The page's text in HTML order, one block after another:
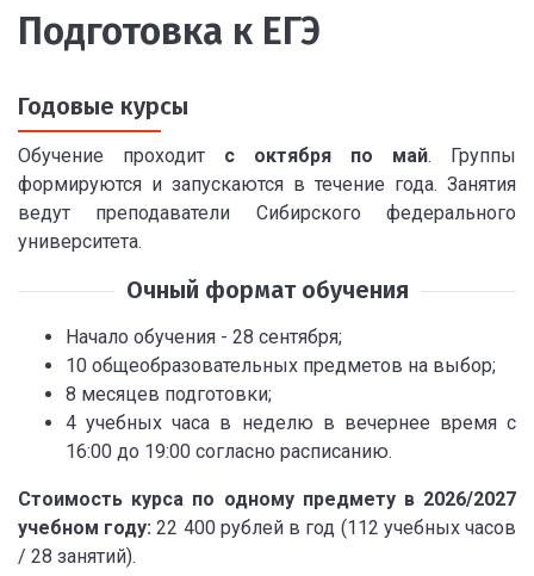
Подготовка к ЕГЭ
Годовые курсы
Обучение проходит с октября по май. Группы
формируются и запускаются в течение года. Занятия
ведут преподаватели Сибирского федерального
университета.
Очный формат обучения
Начало обучения - 28 сентября;
10 общеобразовательных предметов на выбор;
8 месяцев подготовки;
4 учебных часа в неделю в вечернее время с
16:00 до 19:00 согласно расписанию.
Стоимость курса по одному предмету в 2026/2027
учебном году: 22 400 рублей в год (112 учебных часов
/ 28 занятий).